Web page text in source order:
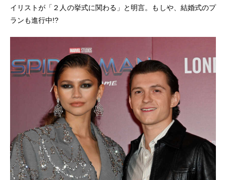
イリストが「２人の挙式に関わる」と明言。もしや、結婚式のプ
ランも進行中!?